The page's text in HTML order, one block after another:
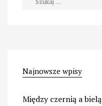
Najnowsze wpisy
Między czernią a bielą